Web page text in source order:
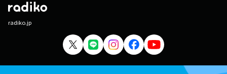
radiko.jp